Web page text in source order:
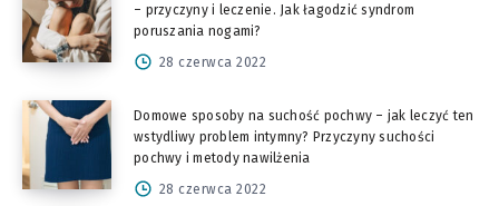
– przyczyny i leczenie. Jak łagodzić syndrom
poruszania nogami?
28 czerwca 2022
Domowe sposoby na suchość pochwy – jak leczyć ten
wstydliwy problem intymny? Przyczyny suchości
pochwy i metody nawilżenia
28 czerwca 2022